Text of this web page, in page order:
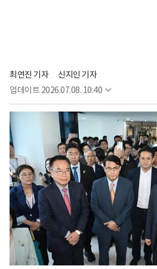
최연진 기자
신지인 기자
업데이트 2026.07.08. 10:40